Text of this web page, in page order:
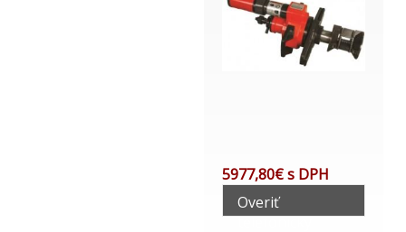
5977,80€ s DPH
Overiť
telefonicky